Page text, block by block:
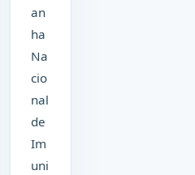
an
ha
Na
cio
nal
de
Im
uni